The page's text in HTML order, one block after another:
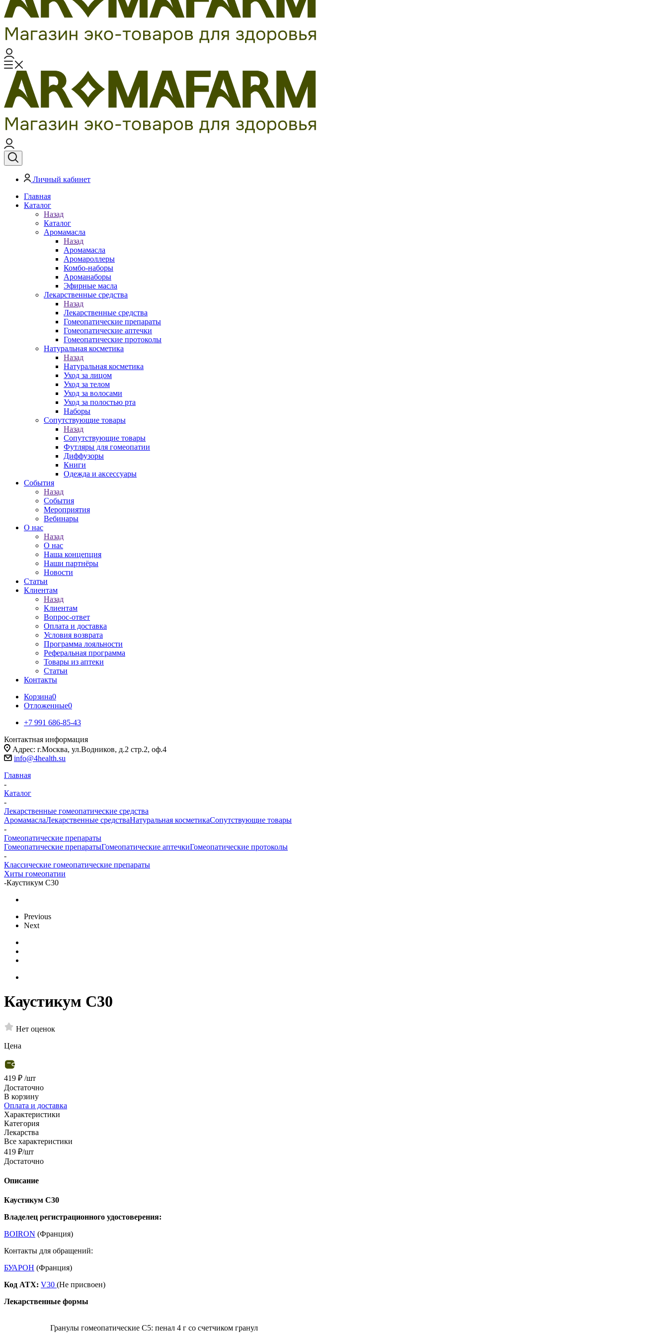
Личный кабинет
Главная
Каталог
Назад
Каталог
Аромамасла
Назад
Аромамасла
Аромароллеры
Комбо-наборы
Ароманаборы
Эфирные масла
Лекарственные средства
Назад
Лекарственные средства
Гомеопатические препараты
Гомеопатические аптечки
Гомеопатические протоколы
Натуральная косметика
Назад
Натуральная косметика
Уход за лицом
Уход за телом
Уход за волосами
Уход за полостью рта
Наборы
Сопутствующие товары
Назад
Сопутствующие товары
Футляры для гомеопатии
Диффузоры
Книги
Одежда и аксессуары
События
Назад
События
Мероприятия
Вебинары
О нас
Назад
О нас
Наша концепция
Наши партнёры
Новости
Статьи
Клиентам
Назад
Клиентам
Вопрос-ответ
Оплата и доставка
Условия возврата
Программа лояльности
Реферальная программа
Товары из аптеки
Статьи
Контакты
Корзина0
Отложенные0
+7 991 686-85-43
Контактная информация
Адрес: г.Москва, ул.Водников, д.2 стр.2, оф.4
info@4health.su
Главная
-
Каталог
-
Лекарственные гомеопатические средства
АромамаслаЛекарственные средстваНатуральная косметикаСопутствующие товары
-
Гомеопатические препараты
Гомеопатические препаратыГомеопатические аптечкиГомеопатические протоколы
-
Классические гомеопатические препараты
Хиты гомеопатии
-Каустикум С30
Previous
Next
Каустикум С30
Нет оценок
Цена
419 ₽ /шт
Достаточно
В корзину
Оплата и доставка
Характеристики
Категория
Лекарства
Все характеристики
419 ₽/шт
Достаточно
Описание
Каустикум С30
Владелец регистрационного удостоверения:
BOIRON (Франция)
Контакты для обращений:
БУАРОН (Франция)
Код ATX: V30 (Не присвоен)
Лекарственные формы
Гранулы гомеопатические C5: пенал 4 г со счетчиком гранул